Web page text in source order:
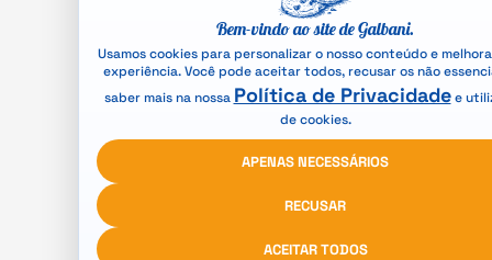
Bem-vindo ao site de Galbani.
Usamos cookies para personalizar o nosso conteúdo e
experiência. Você pode aceitar todos, recusar os não
saber mais na nossa Política de Privacidadee
de cookies.
APENAS NECESSÁRIOS
RECUSAR
ACEITAR TODOS